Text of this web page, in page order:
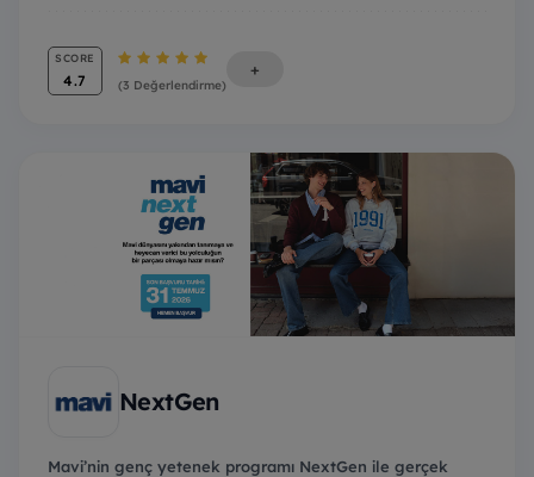
SCORE
4.7 (3 Değerlendirme)
+
NextGen
Mavi’nin genç yetenek programı NextGen ile gerçek